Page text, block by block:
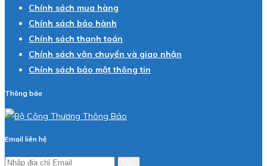
Chính sách mua hàng
Chính sách bảo hành
Chính sách thanh toán
Chính sách vận chuyển và giao nhận
Chính sách bảo mật thông tin
Thông báo
Email liên hệ